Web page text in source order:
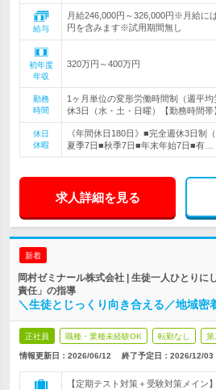
給与
月給246,000円～326,000円※月給に
円を含みます※試用期間無し
初年度
年収
320万円～400万円
勤務
時間
1ヶ月単位の変形労働時間制（週平
休3日（水・土・日曜）【勤務時間帯
休日
休暇
《年間休日180日》■完全週休3日制
夏季7日■秋季7日■年末年始7日■有…
求人詳細を見る
新着
岡村ゼミナール株式会社 | 生徒一人ひとりに
責任」の指導
＼生徒とじっくり向き合える／地域密
正社員 職種・業種未経験OK 転勤なし 第
情報更新日：2026/06/12 終了予定日： 2026/12/03
【定期テスト対策＋受験対策メイン